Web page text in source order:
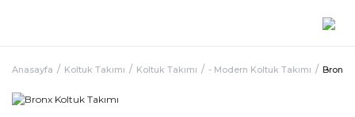
Anasayfa Koltuk Takımı Koltuk Takımı - Modern Koltuk Takımı Bronx